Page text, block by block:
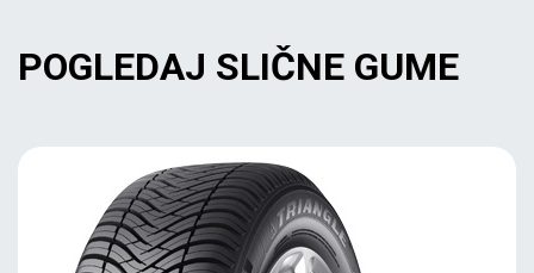
POGLEDAJ SLIČNE GUME